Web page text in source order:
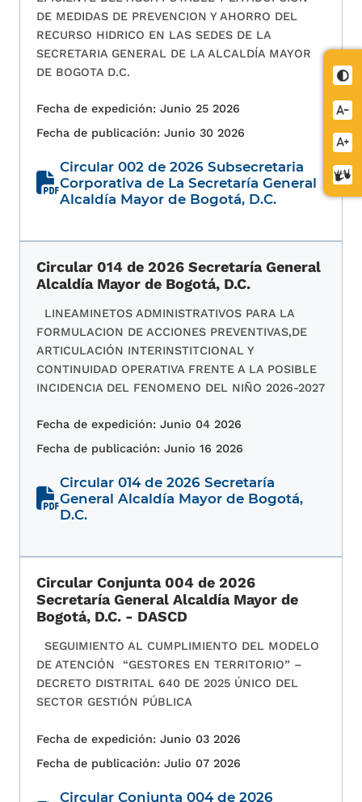
letra
letra
de
DE MEDIDAS DE PREVENCION Y AHORRO DEL
RECURSO HIDRICO EN LAS SEDES DE LA
SECRETARIA GENERAL DE LA ALCALDÍA MAYOR
DE BOGOTA D.C.
Fecha de expedición: Junio 25 2026
Fecha de publicación: Junio 30 2026
Circular 002 de 2026 Subsecretaria
Corporativa de La Secretaría General
Alcaldía Mayor de Bogotá, D.C.
Circular 014 de 2026 Secretaría General
Alcaldía Mayor de Bogotá, D.C.
LINEAMINETOS ADMINISTRATIVOS PARA LA
FORMULACION DE ACCIONES PREVENTIVAS,DE
ARTICULACIÓN INTERINSTITCIONAL Y
CONTINUIDAD OPERATIVA FRENTE A LA POSIBLE
INCIDENCIA DEL FENOMENO DEL NIÑO 2026-2027
Fecha de expedición: Junio 04 2026
Fecha de publicación: Junio 16 2026
Circular 014 de 2026 Secretaría
General Alcaldía Mayor de Bogotá,
D.C.
Circular Conjunta 004 de 2026
Secretaría General Alcaldía Mayor de
Bogotá, D.C. - DASCD
SEGUIMIENTO AL CUMPLIMIENTO DEL MODELO
DE ATENCIÓN “GESTORES EN TERRITORIO” –
DECRETO DISTRITAL 640 DE 2025 ÚNICO DEL
SECTOR GESTIÓN PÚBLICA
Fecha de expedición: Junio 03 2026
Fecha de publicación: Julio 07 2026
Circular Conjunta 004 de 2026